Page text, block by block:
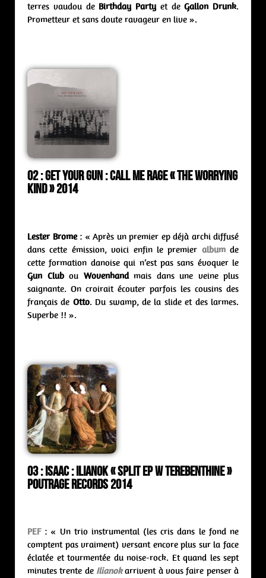
terres vaudou de Birthday Partyet deGallon Drunk.
Prometteur et sans doute ravageur en live ».
02 : Get Your Gun : Call Me Rage « The Worrying
Kind » 2014
Lester Brome : « Après un premier ep déjà archi diffusé
dans cette émission, voici enfin le premier albumde
cette formation danoise qui n’est pas sans évoquer le
Gun Club ou Wovenhandmais dans une veine plus
saignante. On croirait écouter parfois les cousins des
français de Otto. Du swamp, de la slide et des larmes.
Superbe !! ».
03 : Isaac : Ilianok « split ep w Terebenthine »
Poutrage Records 2014
PEF : « Un trio instrumental (les cris dans le fond ne
comptent pas vraiment) versant encore plus sur la face
éclatée et tourmentée du noise-rock. Et quand les sept
minutes trente de Ilianokarrivent à vous faire penser à